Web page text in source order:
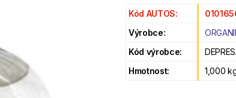
Kód AUTOS:
Výrobce:
Kód výrobce:
Hmotnost:
1,000